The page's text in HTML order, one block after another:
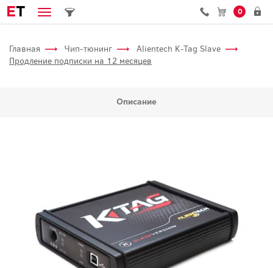
ET 0
Главная Чип-тюнинг
Alientech K-Tag Slave
Продление подписки на 12 месяцев
Описание